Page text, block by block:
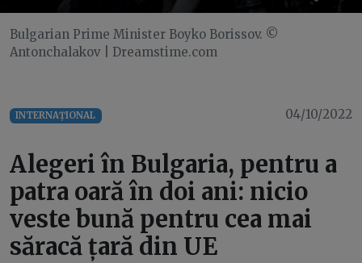
Bulgarian Prime Minister Boyko Borissov. ©
Antonchalakov | Dreamstime.com
INTERNAȚIONAL 04/10/2022
Alegeri în Bulgaria, pentru a
patra oară în doi ani: nicio
veste bună pentru cea mai
săracă țară din UE